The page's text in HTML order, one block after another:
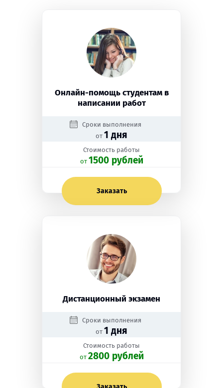
Онлайн-помощь студентам в
написании работ
Сроки выполнения
от 1 дня
Стоимость работы
oт 1500 рублей
Заказать
Дистанционный экзамен
Сроки выполнения
от 1 дня
Стоимость работы
oт 2800 рублей